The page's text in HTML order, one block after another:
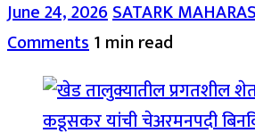
June 24, 2026SATARK
Comments1 min read